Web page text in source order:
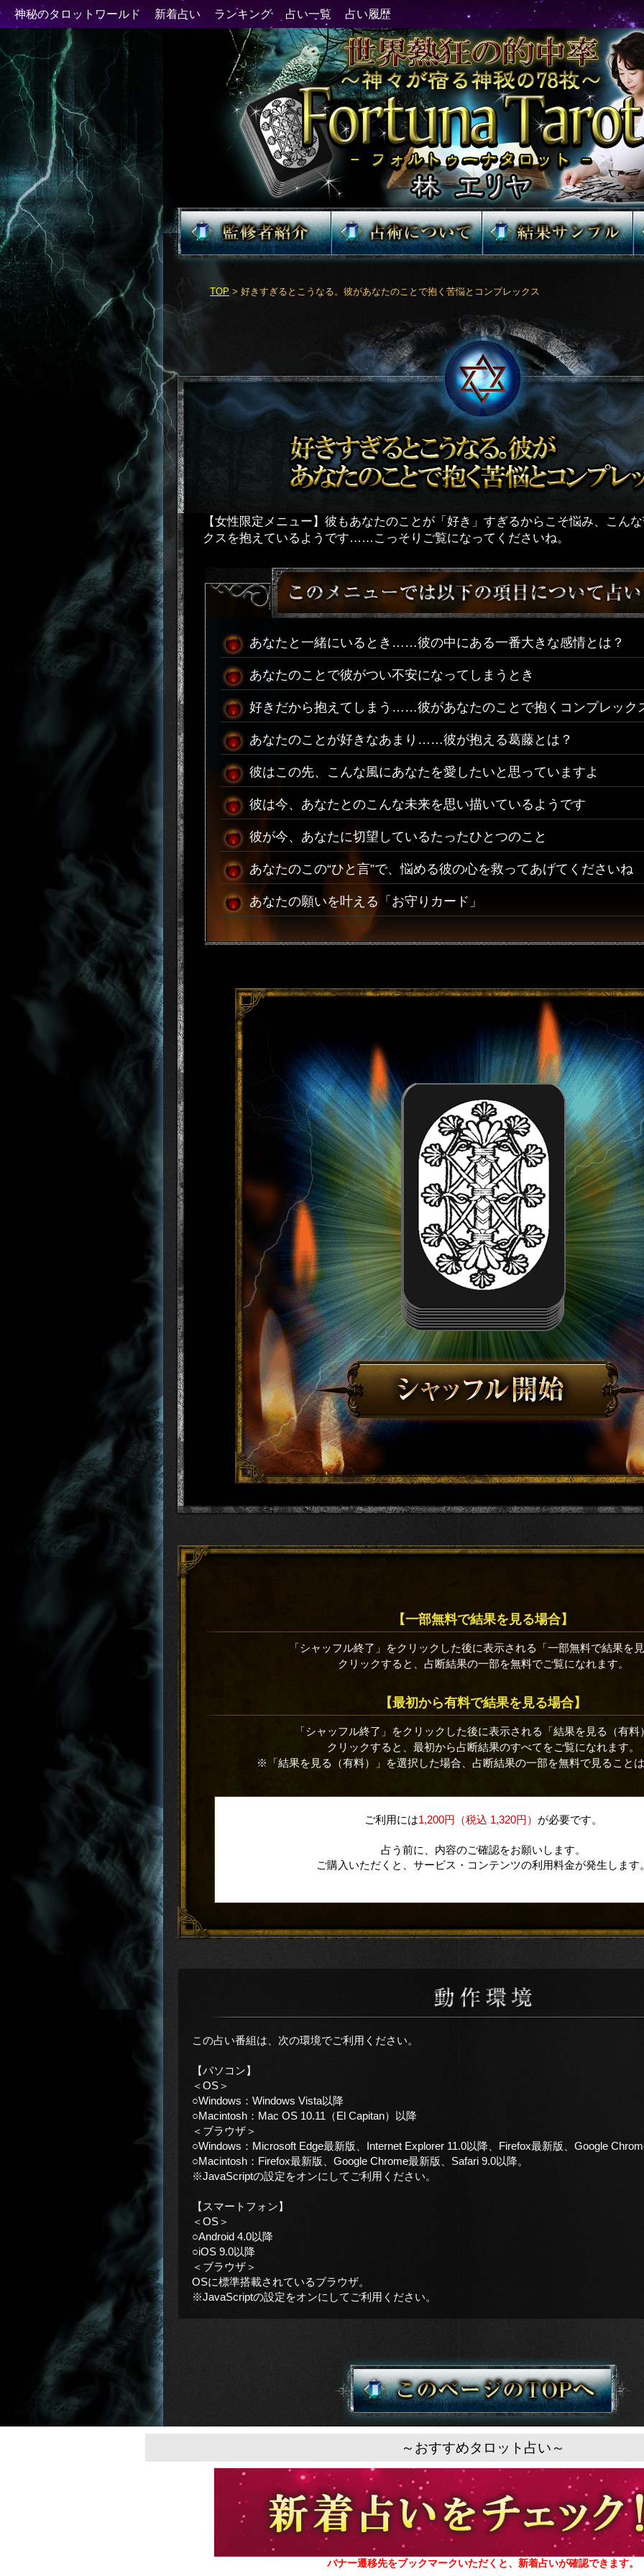
TOP > 好きすぎるとこうなる。彼があなたのことで抱く苦悩とコンプレックス
【女性限定メニュー】彼もあなたのことが「好き」すぎるからこそ悩み、こん
クスを抱えているようです……こっそりご覧になってくださいね。
あなたと一緒にいるとき……彼の中にある一番大きな感情とは？
あなたのことで彼がつい不安になってしまうとき
好きだから抱えてしまう……彼があなたのことで抱くコンプレック
あなたのことが好きなあまり……彼が抱える葛藤とは？
彼はこの先、こんな風にあなたを愛したいと思っていますよ
彼は今、あなたとのこんな未来を思い描いているようです
彼が今、あなたに切望しているたったひとつのこと
あなたのこの“ひと言”で、悩める彼の心を救ってあげてくださいね
あなたの願いを叶える「お守りカード」
【一部無料で結果を見る場合】
「シャッフル終了」をクリックした後に表示される「一部無料で結果を
クリックすると、占断結果の一部を無料でご覧になれます。
【最初から有料で結果を見る場合】
「シャッフル終了」をクリックした後に表示される「結果を見る（有料
クリックすると、最初から占断結果のすべてをご覧になれます。
※「結果を見る（有料）」を選択した場合、占断結果の一部を無料で見ること
ご利用には1,200円（税込 1,320円） が必要です。
占う前に、内容のご確認をお願いします。
ご購入いただくと、サービス・コンテンツの利用料金が発生します
この占い番組は、次の環境でご利用ください。
【パソコン】
＜OS＞
○Windows：Windows Vista以降
○Macintosh：Mac OS 10.11（El Capitan）以降
＜ブラウザ＞
○Windows：Microsoft Edge最新版、Internet Explorer 11.0以降、Firefox最新版、Google
○Macintosh：Firefox最新版、Google Chrome最新版、Safari 9.0以降。
※JavaScriptの設定をオンにしてご利用ください。
【スマートフォン】
＜OS＞
○Android 4.0以降
○iOS 9.0以降
＜ブラウザ＞
OSに標準搭載されているブラウザ。
※JavaScriptの設定をオンにしてご利用ください。